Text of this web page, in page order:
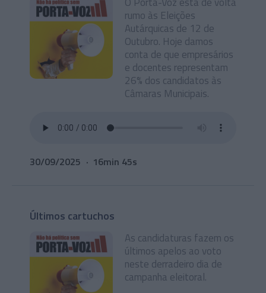
rumo às Eleições
Autárquicas de 12 de
Outubro. Hoje damos
conta de que empresários
e docentes representam
26% dos candidatos às
Câmaras Municipais.
30/09/2025 16min 45s
Últimos cartuchos
As candidaturas fazem os
últimos apelos ao voto
neste derradeiro dia de
campanha eleitoral.